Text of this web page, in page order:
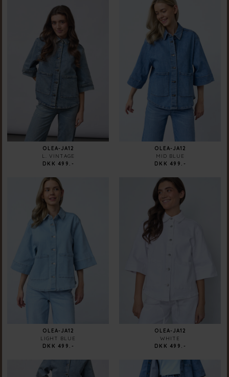
OLEA-JA12
L. VINTAGE
DKK 499.-
OLEA-JA12
MID BLUE
DKK 499.-
OLEA-JA12
LIGHT BLUE
DKK 499.-
OLEA-JA12
WHITE
DKK 499.-